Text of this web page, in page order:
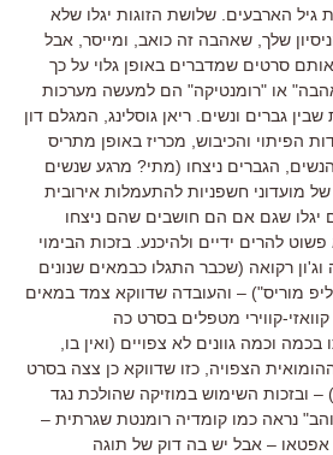
גיל הארבעים. שלושת הזוגות יגלו שלא
שלך, שאהבה זה כואב, ומייסר, אבל
סרטים שמדברים באופן גלוי על כך
או "רומנטיקה" הם למעשה מערכות
גברים ונשים. ריאן גוסלינג, המגלם דון
הפיתוי והכיבוש, מכריז באופן מתריס
הגברים ניצחו (מתי? מרגע שנשים
מועדוני חשפניות להתעמלות אירובית
יגלו שגם אם הם חושבים שהם ניצחו
להרים ידיים ולהיכנע. בזכות הבימוי
רקואה (שכבר התגלו כבמאים שנונים
מוריס") – והעובדה שדווקא צמד במאים
קווירי מטפלים בסרט כה
וכמה גוונים לא צפויים (ואין בו,
הצפויה, כזו שדווקא כן צצה בסרט
ובזכות השימוש במוזיקה שהולכת נגד
נראה כמו קומדיה רומנטת שגרתית –
אפטאו – אבל יש בה דוק של תוגה